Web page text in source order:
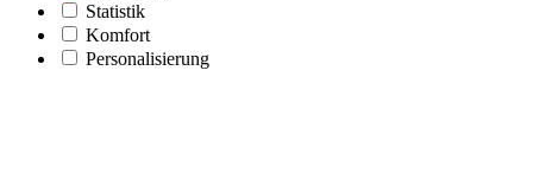
Statistik
Komfort
Personalisierung